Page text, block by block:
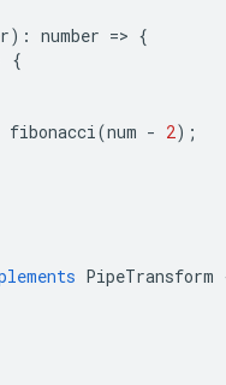
) : number => {
{
fibonacci (num - 2);
PipeTransform